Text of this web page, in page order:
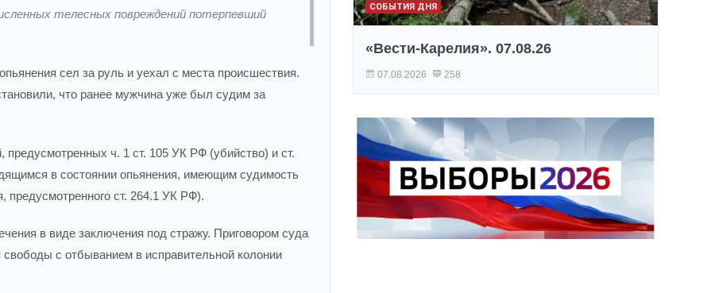
телесных повреждений потерпевший
сел за руль и уехал с места происшествия.
что ранее мужчина уже был судим за
ч. 1 ст. 105 УК РФ (убийство) и ст.
в состоянии опьянения, имеющим судимость
предусмотренного ст. 264.1 УК РФ).
в виде заключения под стражу. Приговором суда
с отбыванием в исправительной колонии
СОБЫТИЯ ДНЯ
«Вести-Карелия». 07.08.26
07.08.2026 258